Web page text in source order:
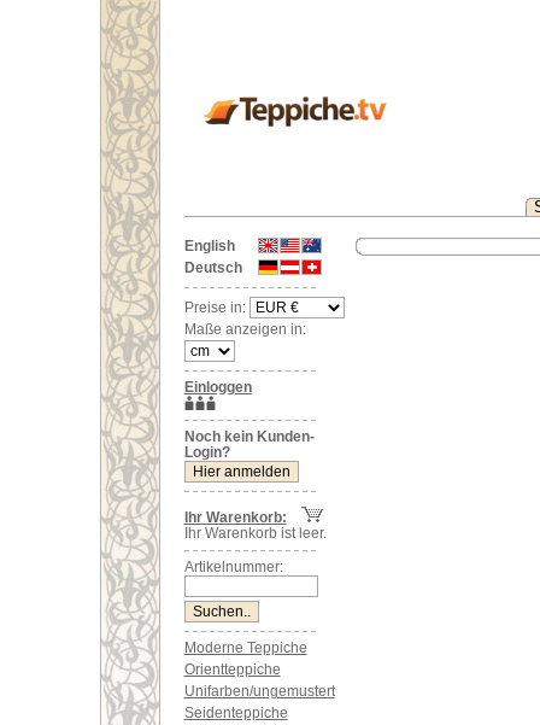
English
Deutsch
Preise in:
Maße anzeigen in:
Einloggen
Noch kein Kunden-
Login?
Ihr Warenkorb:
Ihr Warenkorb ist leer.
Artikelnummer:
Moderne Teppiche
Orientteppiche
Unifarben/ungemustert
Seidenteppiche